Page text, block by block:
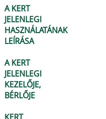
A KERT
JELENLEGI
HASZNÁLATÁNAK
LEÍRÁSA
A KERT
JELENLEGI
KEZELŐJE,
BÉRLŐJE